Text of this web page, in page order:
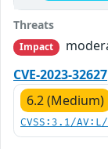
Threats
Impact
CVE-2023-32627
6.2 (Medium)
CVSS:3.1/